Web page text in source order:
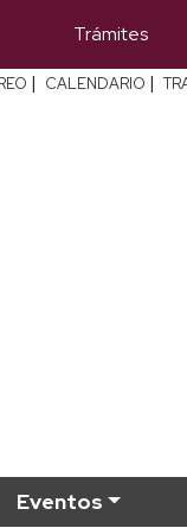
Trámites
| CALENDARIO |
Eventos